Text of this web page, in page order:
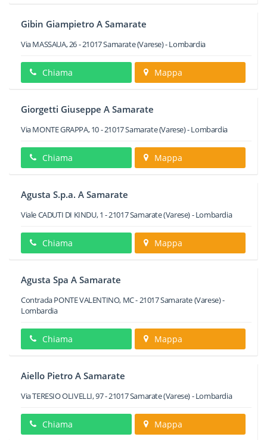
Gibin Giampietro A Samarate
Via MASSAUA, 26-21017Samarate(Varese) -Lombardia
Chiama Mappa
Giorgetti Giuseppe A Samarate
Via MONTE GRAPPA, 10-21017Samarate(Varese) -Lombardia
Chiama Mappa
Agusta S.p.a. A Samarate
Viale CADUTI DI KINDU, 1 -21017Samarate(Varese) -Lombardia
Chiama Mappa
Agusta Spa A Samarate
Contrada PONTE VALENTINO, MC-21017Samarate(Varese) -
Lombardia
Chiama Mappa
Aiello Pietro A Samarate
Via TERESIO OLIVELLI, 97-21017Samarate(Varese) -Lombardia
Chiama Mappa